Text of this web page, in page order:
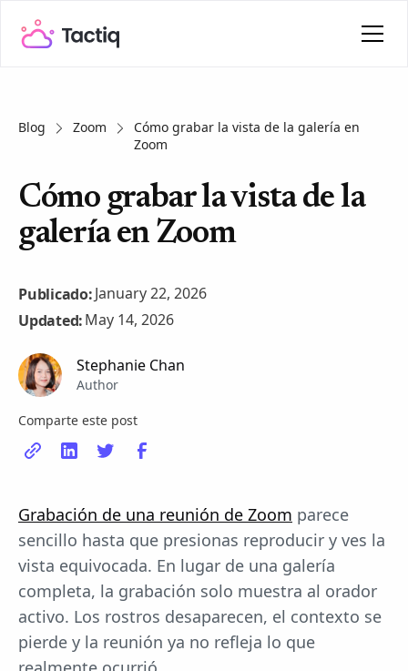
Blog Zoom
Cómo grabar la vista de la galería en
Zoom
Cómo grabar la vista de la
galería en Zoom
Publicado:January 22, 2026
Updated:May 14, 2026
Stephanie Chan
Author
Comparte este post
Grabación de una reunión de Zoom parece
sencillo hasta que presionas reproducir y ves la
vista equivocada. En lugar de una galería
completa, la grabación solo muestra al orador
activo. Los rostros desaparecen, el contexto se
pierde y la reunión ya no refleja lo que